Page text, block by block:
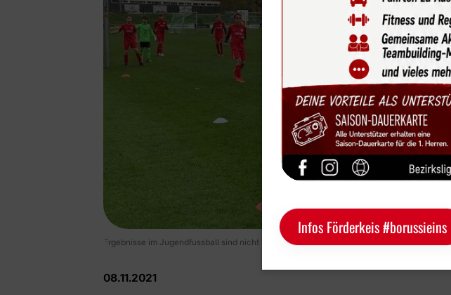
Ergebnisse im Jugendfussball sind nicht immer alles. Sowie erneut bei unserer am
08.11.2021
Infos Förderkeis #borussieins